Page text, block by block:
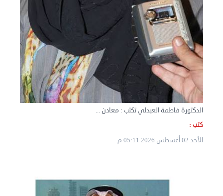
نقل عفش الكويت 50636444 فك وتركيب ايكيا محلي ...
الأربعاء 04 سبتمبر 2024 08:20 م
الدكتورة فاطمة العبدلي تكتب : معادن ...
كتب :
الأحد 02 أغسطس 2026 05:11 م